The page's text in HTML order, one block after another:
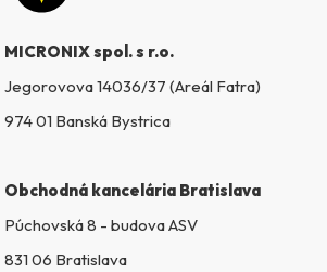
MICRONIX spol. s r.o.
Jegorovova 14036/37 (Areál Fatra)
974 01 Banská Bystrica
Obchodná kancelária Bratislava
Púchovská 8 - budova ASV
831 06 Bratislava